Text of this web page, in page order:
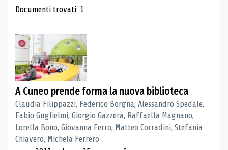
Risultati di ricerca
Documenti trovati: 1
A Cuneo prende forma la nuova biblioteca
Claudia Filippazzi, Federico Borgna, Alessandro Spedale,
Fabio Guglielmi, Giorgio Gazzera, Raffaella Magnano,
Lorella Bono, Giovanna Ferro, Matteo Corradini, Stefania
Chiavero, Michela Ferrero